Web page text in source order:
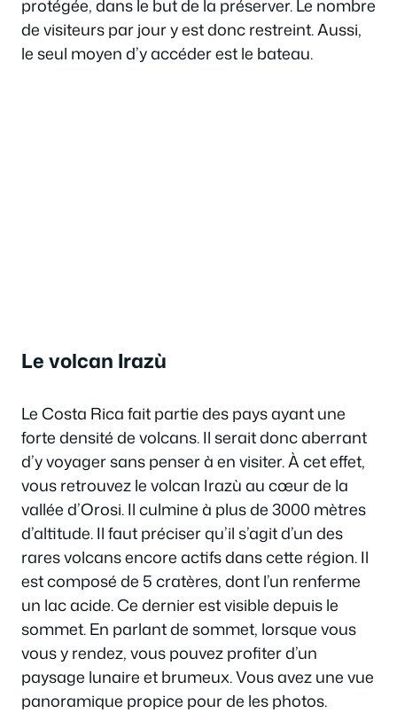
protégée, dans le but de la préserver. Le nombre
de visiteurs par jour y est donc restreint. Aussi,
le seul moyen d’y accéder est le bateau.
Le volcan Irazù
Le Costa Rica fait partie des pays ayant une
forte densité de volcans. Il serait donc aberrant
d’y voyager sans penser à en visiter. À cet effet,
vous retrouvez le volcan Irazù au cœur de la
vallée d’Orosi. Il culmine à plus de 3000 mètres
d’altitude. Il faut préciser qu’il s’agit d’un des
rares volcans encore actifs dans cette région. Il
est composé de 5 cratères, dont l’un renferme
un lac acide. Ce dernier est visible depuis le
sommet. En parlant de sommet, lorsque vous
vous y rendez, vous pouvez profiter d’un
paysage lunaire et brumeux. Vous avez une vue
panoramique propice pour de les photos.